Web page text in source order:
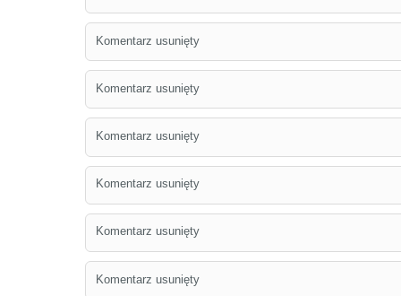
Komentarz usunięty
Komentarz usunięty
Komentarz usunięty
Komentarz usunięty
Komentarz usunięty
Komentarz usunięty